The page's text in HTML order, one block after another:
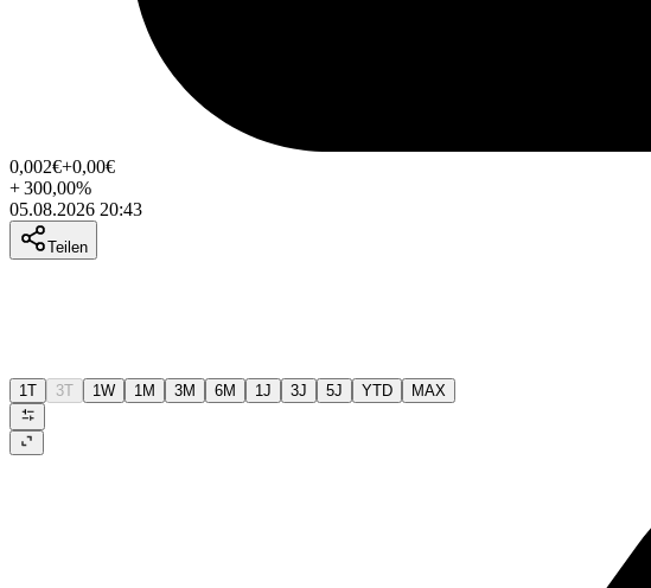
0,002€+0,00€
+300,00%
05.08.2026 20:43
Teilen
1T 3T 1W 1M 3M 6M 1J 3J 5J YTD MAX